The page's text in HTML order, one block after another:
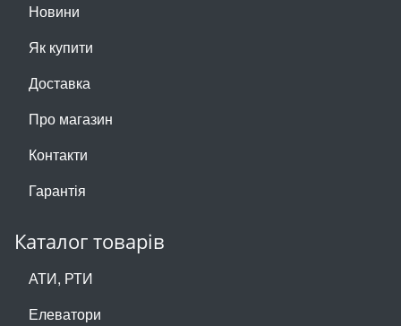
Новини
Як купити
Доставка
Про магазин
Контакти
Гарантія
Каталог товарів
АТИ, РТИ
Елеватори